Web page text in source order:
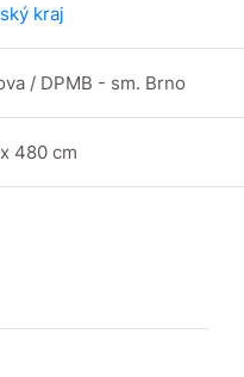
kraj
/ DPMB - sm. Brno
480 cm